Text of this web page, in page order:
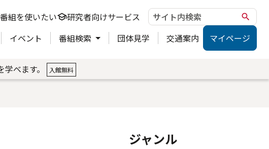
組を使いたいschool研究者向けサービス search
イベント 番組検索 団体見学 交通案内 マイページ
べます。 入館無料
ジャンル